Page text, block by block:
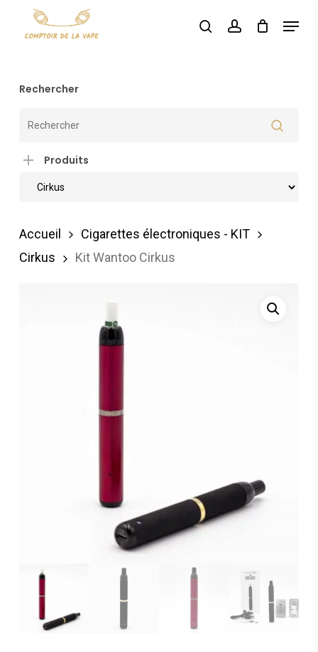
searchaccount
Menu
Rechercher
Produits
Accueil
Cigarettes électroniques - KIT
Cirkus
Kit Wantoo Cirkus